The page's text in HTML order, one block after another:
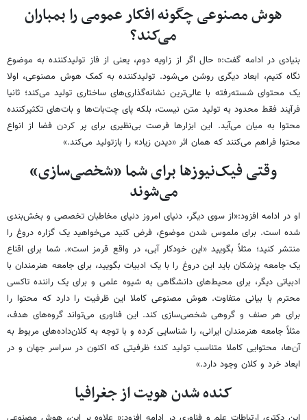
هوش مصنوعی چگونه افکار عمومی را بمباران
می‌کند؟
بنیادی در ادامه گفت:« حال اگر از زاویه دوم، یعنی از فاز تولیدکننده به موضوع
نگاه کنیم، ابعاد دیگری روشن می‌شود. تولیدکننده به کمک هوش مصنوعی، اولا
یک محتوای شسته‌رفته با عالی‌ترین نشانه‌گذاری‌های ساختاری تولید می‌کند؛ ثانیا
فرآیند فقط محدود به تولید متن نیست، بلکه پای چت‌بات‌ها و بات‌های تکثیرکننده
محتوا به میان می‌آید. این ابزارها فرصت بی‌نظیری برای پر کردن فضا از انواع
محتوا فراهم می‌کنند که همان اثر «دیدن زیاد» را بازتولید می‌کند.»
وقتی فیک‌نیوزها برای شما «شخصی‌سازی»
می‌شوند
او در ادامه افزود:«از سوی دیگر، دنیای امروز دنیای مخاطبان تخصصی و بخش‌بندی
شده است. برای ملموس شدن موضوع، فرض کنید می‌خواهید یک گزاره دروغ را
منتشر کنید؛ مثلاً بگویید «این خودکار آبی، در واقع قرمز است». شما برای اقناع
یک جامعه پزشکان باید این دروغ را با یک ادبیات بگویید، برای جامعه هنرمندان با
ادبیاتی دیگر، برای محیط‌های دانشگاهی به شیوه علمی و برای یک راننده تاکسی
محترم با بیانی متفاوت. هوش مصنوعی کاملا این ظرفیت را دارد که محتوا را
برای هر صنف و گروهی شخصی‌سازی کند. این فناوری می‌تواند گروه‌های هدف،
مثلاً جامعه هنرمندان ایرانی، را شناسایی کرده و با توجه به کلان‌داده‌های مربوط به
آن‌ها، محتوایی کاملا متناسب تولید کند؛ ظرفیتی که اکنون در سراسر جهان و در
ابعاد خرد و کلان وجود دارد.»
کنده شدن هویت از جغرافیا